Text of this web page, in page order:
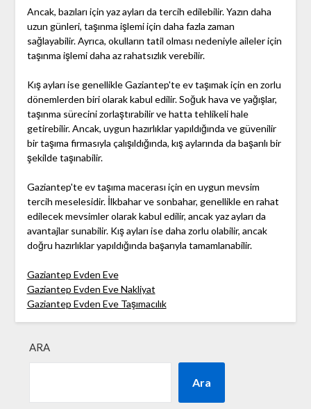
Ancak, bazıları için yaz ayları da tercih edilebilir. Yazın daha
uzun günleri, taşınma işlemi için daha fazla zaman
sağlayabilir. Ayrıca, okulların tatil olması nedeniyle aileler için
taşınma işlemi daha az rahatsızlık verebilir.
Kış ayları ise genellikle Gaziantep'te ev taşımak için en zorlu
dönemlerden biri olarak kabul edilir. Soğuk hava ve yağışlar,
taşınma sürecini zorlaştırabilir ve hatta tehlikeli hale
getirebilir. Ancak, uygun hazırlıklar yapıldığında ve güvenilir
bir taşıma firmasıyla çalışıldığında, kış aylarında da başarılı bir
şekilde taşınabilir.
Gaziantep'te ev taşıma macerası için en uygun mevsim
tercih meselesidir. İlkbahar ve sonbahar, genellikle en rahat
edilecek mevsimler olarak kabul edilir, ancak yaz ayları da
avantajlar sunabilir. Kış ayları ise daha zorlu olabilir, ancak
doğru hazırlıklar yapıldığında başarıyla tamamlanabilir.
Gaziantep Evden Eve
Gaziantep Evden Eve Nakliyat
Gaziantep Evden Eve Taşımacılık
ARA
Ara